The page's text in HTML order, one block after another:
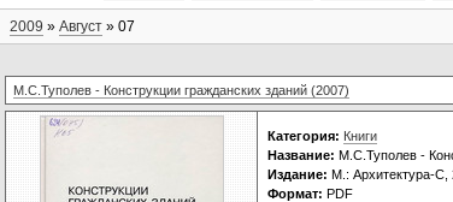
2009 » Август » 07
М.С.Туполев - Конструкции гражданских зданий (2007)
Категория: Книги
Название: М.С.Туполев -
Издание: М.: Архитектура-С,
Формат: PDF